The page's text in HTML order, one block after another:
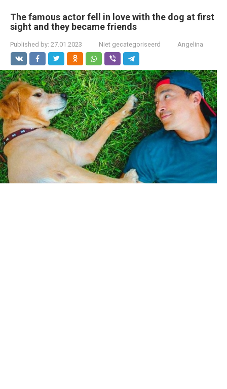
The famous actor fell in love with the dog at first
sight and they became friends
Published by: 27.01.2023 Niet gecategoriseerd Angelina